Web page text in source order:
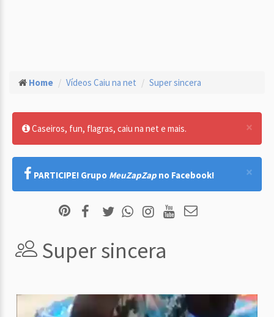
Home Vídeos Caiu na net Super sincera
×
Caseiros, fun, flagras, caiu na net e mais.
×
PARTICIPE! Grupo MeuZapZap no Facebook!
Super sincera